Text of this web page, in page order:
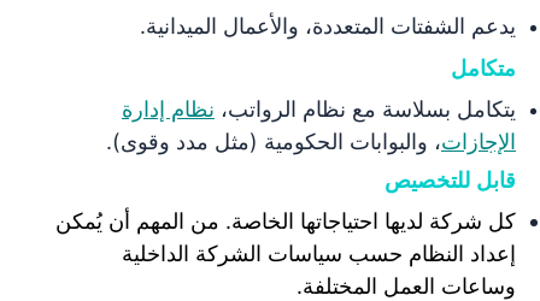
يدعم الشفتات المتعددة، والأعمال الميدانية.
متكامل
يتكامل بسلاسة مع نظام الرواتب، نظام إدارة
الإجازات، والبوابات الحكومية (مثل مدد وقوى).
قابل للتخصيص
كل شركة لديها احتياجاتها الخاصة. من المهم أن يُمكن
إعداد النظام حسب سياسات الشركة الداخلية
وساعات العمل المختلفة.